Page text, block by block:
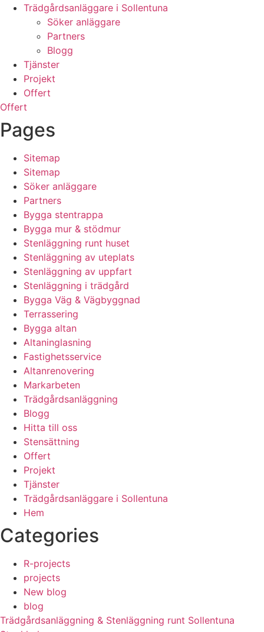
Trädgårdsanläggare i Sollentuna
Söker anläggare
Partners
Blogg
Tjänster
Projekt
Offert
Offert
Pages
Sitemap
Sitemap
Söker anläggare
Partners
Bygga stentrappa
Bygga mur & stödmur
Stenläggning runt huset
Stenläggning av uteplats
Stenläggning av uppfart
Stenläggning i trädgård
Bygga Väg & Vägbyggnad
Terrassering
Bygga altan
Altaninglasning
Fastighetsservice
Altanrenovering
Markarbeten
Trädgårdsanläggning
Blogg
Hitta till oss
Stensättning
Offert
Projekt
Tjänster
Trädgårdsanläggare i Sollentuna
Hem
Categories
R-projects
projects
New blog
blog
Trädgårdsanläggning & Stenläggning runt Sollentuna